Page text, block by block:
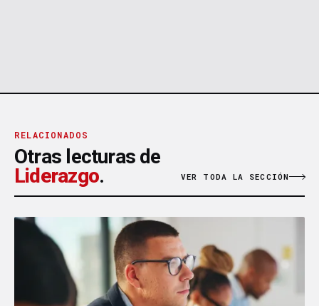
RELACIONADOS
Otras lecturas de
Liderazgo. VER TODA LA SECCIÓN